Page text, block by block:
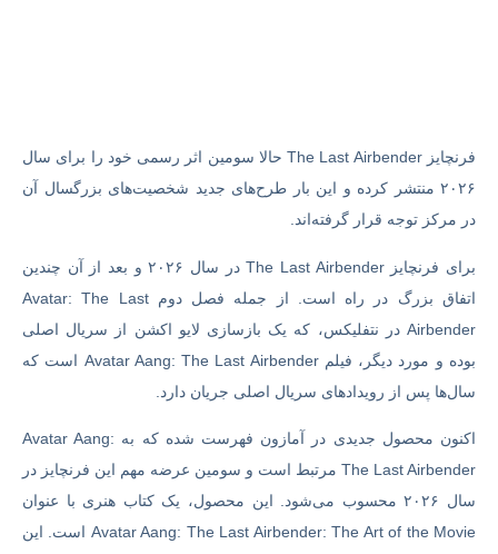
فرنچایز The Last Airbender حالا سومین اثر رسمی خود را برای سال
۲۰۲۶ منتشر کرده و این‌ بار طرح‌های جدید شخصیت‌های بزرگسال آن
در مرکز توجه قرار گرفته‌اند.
برای فرنچایز The Last Airbender در سال ۲۰۲۶ و بعد از آن چندین
اتفاق بزرگ در راه است. از جمله فصل دوم Avatar: The Last
Airbender در نتفلیکس، که یک بازسازی لایو اکشن از سریال اصلی
بوده و مورد دیگر، فیلم Avatar Aang: The Last Airbender است که
سال‌ها پس از رویدادهای سریال اصلی جریان دارد.
اکنون محصول جدیدی در آمازون فهرست شده که به Avatar Aang:
The Last Airbender مرتبط است و سومین عرضه مهم این فرنچایز در
سال ۲۰۲۶ محسوب می‌شود. این محصول، یک کتاب هنری با عنوان
Avatar Aang: The Last Airbender: The Art of the Movie است. این